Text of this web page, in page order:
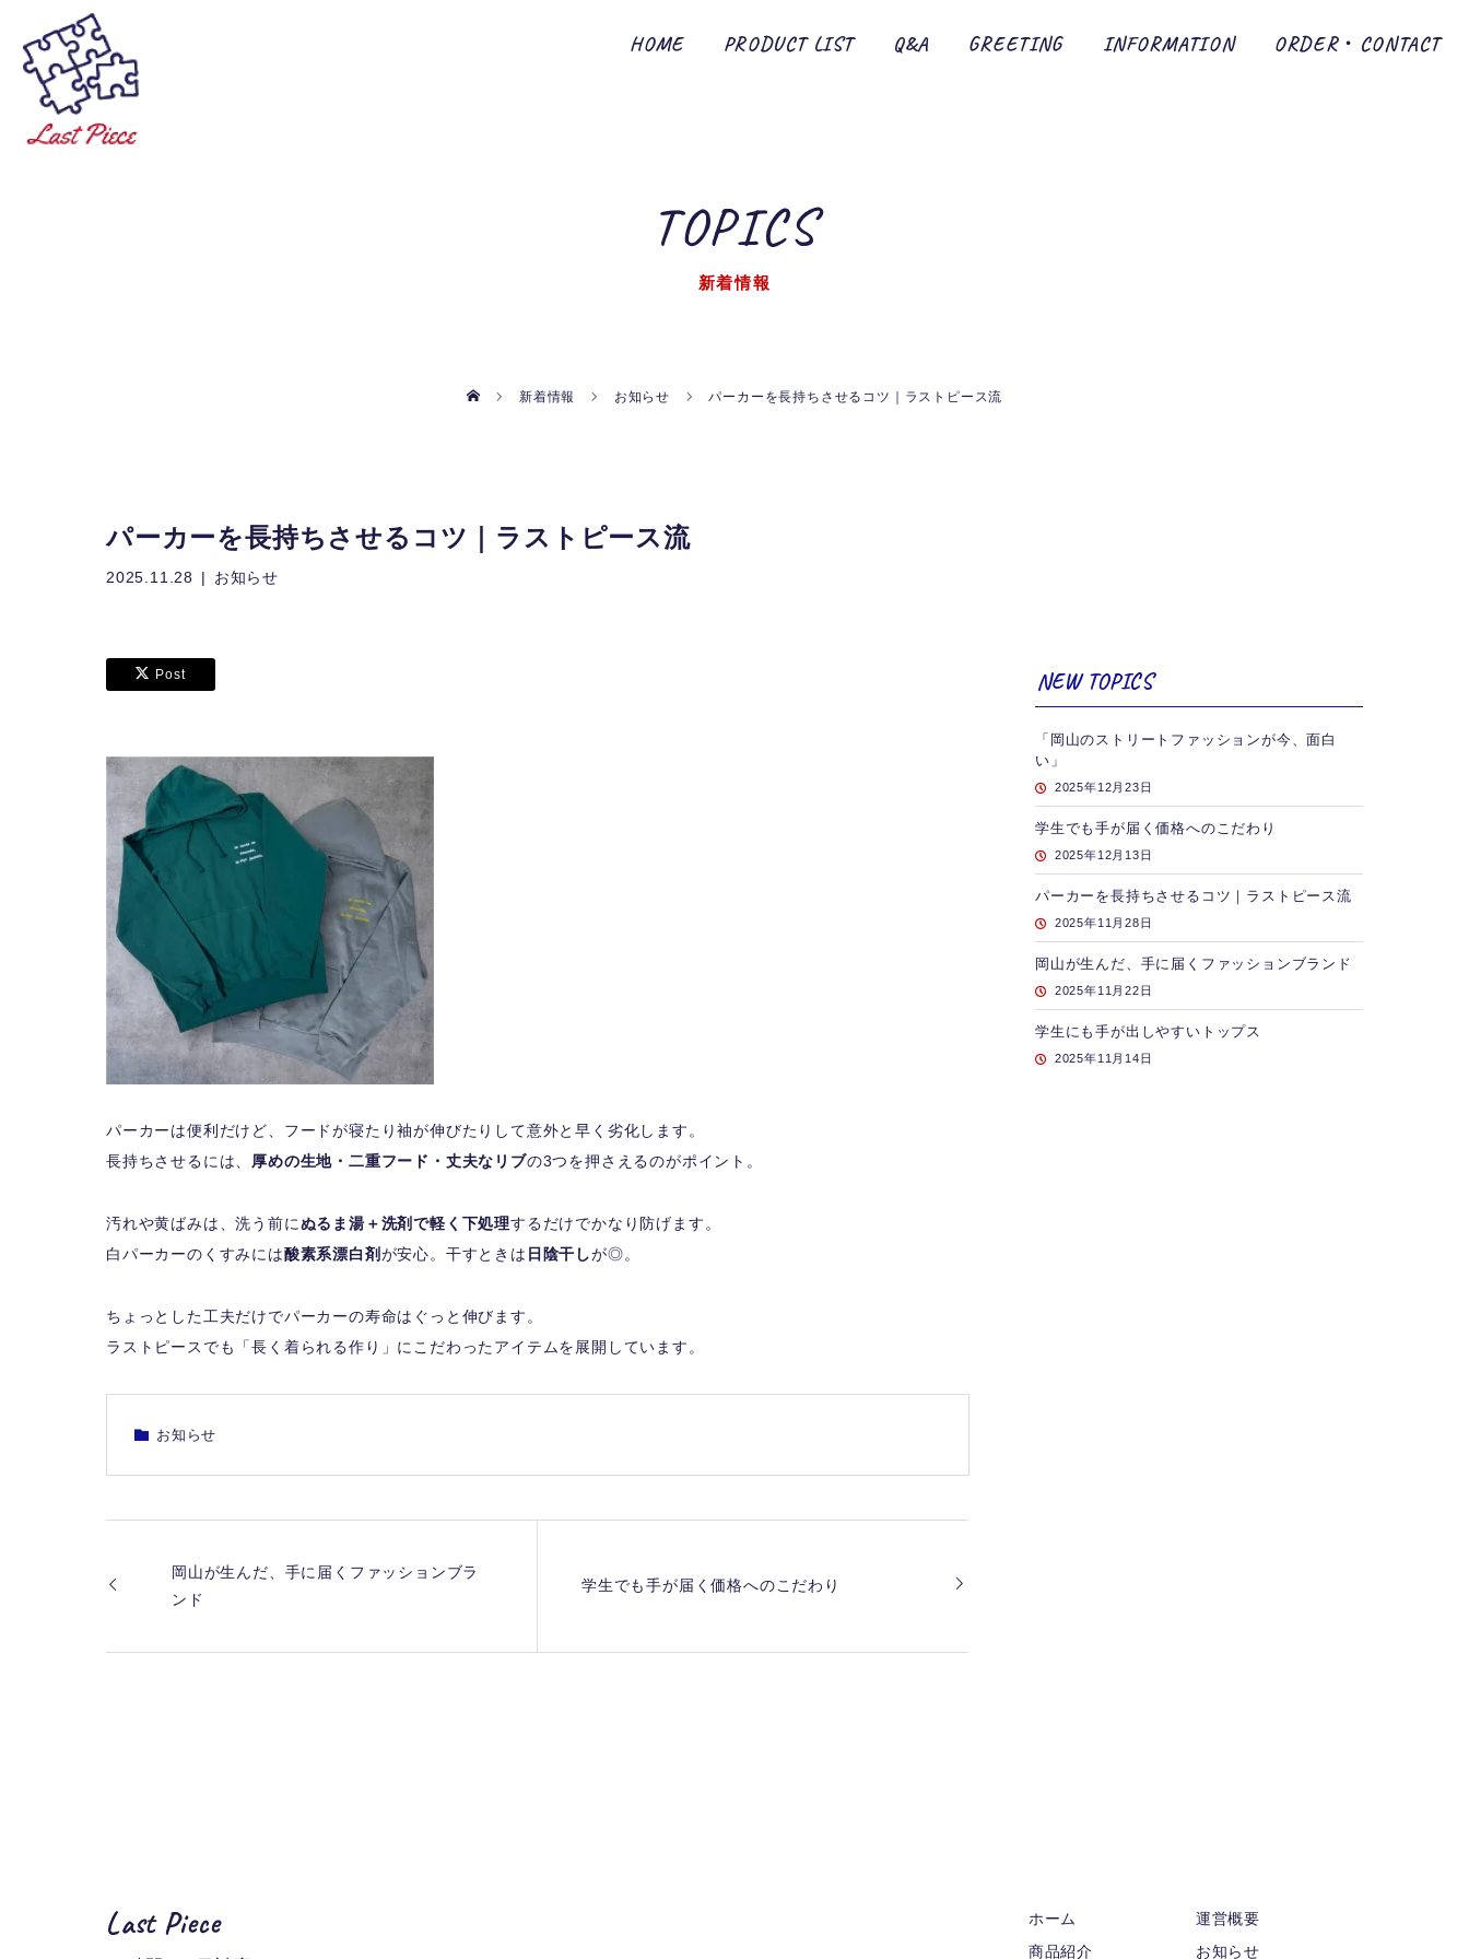
HOME PRODUCT LIST Q&A GREETING INFORMATION ORDER・CONTACT
TOPICS
新着情報
新着情報 お知らせ パーカーを長持ちさせるコツ｜ラストピース流
パーカーを長持ちさせるコツ｜ラストピース流
2025.11.28 お知らせ
Post
パーカーは便利だけど、フードが寝たり袖が伸びたりして意外と早く劣化します。
長持ちさせるには、 厚めの生地・二重フード・丈夫なリブの3つを押さえるのがポイント。
汚れや黄ばみは、洗う前にぬるま湯＋洗剤で軽く下処理するだけでかなり防げます。
白パーカーのくすみには酸素系漂白剤が安心。干すときは 日陰干しが◎。
ちょっとした工夫だけでパーカーの寿命はぐっと伸びます。
ラストピースでも「長く着られる作り」にこだわったアイテムを展開しています。
お知らせ
岡山が生んだ、手に届くファッションブラ
ンド
学生でも手が届く価格へのこだわり
NEW TOPICS
「岡山のストリートファッションが今、面白
い」
2025年12月23日
学生でも手が届く価格へのこだわり
2025年12月13日
パーカーを長持ちさせるコツ｜ラストピース流
2025年11月28日
岡山が生んだ、手に届くファッションブランド
2025年11月22日
学生にも手が出しやすいトップス
2025年11月14日
Last Piece
ホーム
商品紹介
運営概要
お知らせ